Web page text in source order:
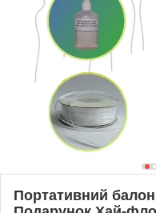
Портативний балон